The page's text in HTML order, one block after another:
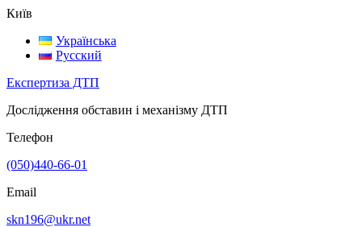
Київ
Українська
Русский
Експертиза ДТП
Дослідження обставин і механізму ДТП
Телефон
(050)440-66-01
Email
skn196@ukr.net